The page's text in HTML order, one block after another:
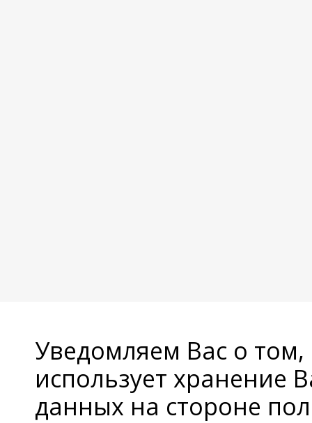
Уведомляем Вас о
использует хранение
данных на стороне